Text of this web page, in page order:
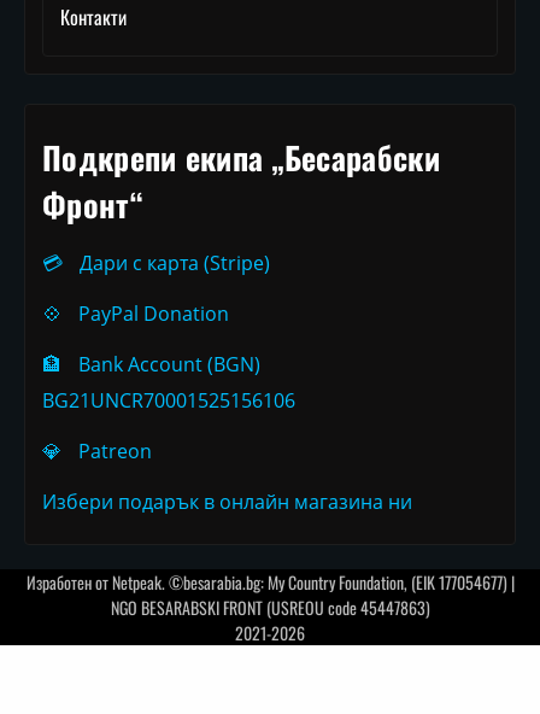
Контакти
Подкрепи екипа „Бесарабски
Фронт“
💳
Дари с карта (Stripe)
💠
PayPal Donation
🏦
Bank Account (BGN)
BG21UNCR70001525156106
💎
Patreon
Избери подарък в онлайн магазина ни
Изработен отNetpeak. ©besarabia.bg: My Country Foundation, (EIK 177054677) |
NGO BESARABSKI FRONT (USREOU code 45447863)
2021-2026